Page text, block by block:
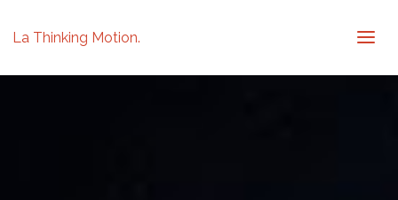
La Thinking Motion.